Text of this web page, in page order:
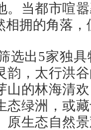
。当都市喧
相拥的角落
选出5家独
韵，太行洪
山的林海清
态绿洲，或
原生态自然